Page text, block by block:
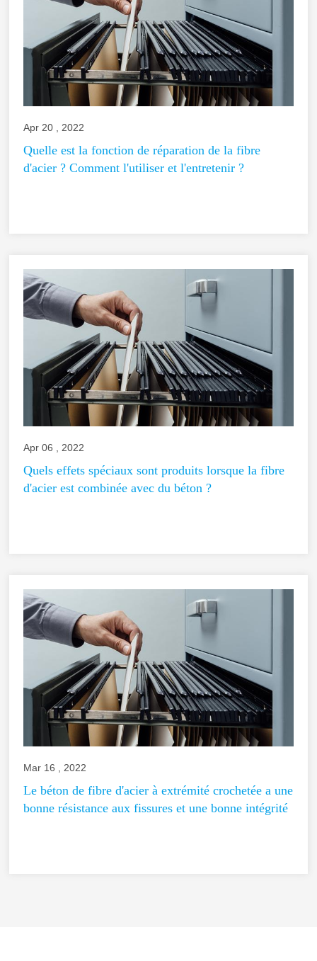
Apr 20 , 2022
Quelle est la fonction de réparation de la fibre
d'acier ? Comment l'utiliser et l'entretenir ?
Apr 06 , 2022
Quels effets spéciaux sont produits lorsque la fibre
d'acier est combinée avec du béton ?
Mar 16 , 2022
Le béton de fibre d'acier à extrémité crochetée a une
bonne résistance aux fissures et une bonne intégrité